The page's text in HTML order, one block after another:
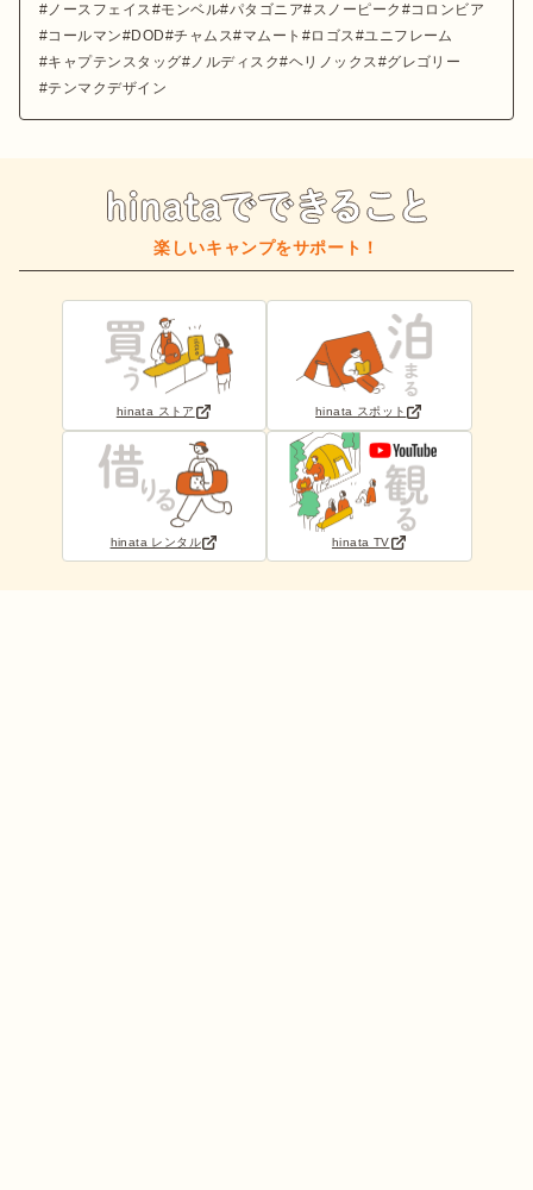
ノースフェイス モンベル パタゴニア スノーピーク
コロンビア
コールマン
DOD チャムス マムート ロゴス
ユニフレーム
キャプテンスタッグ
ノルディスク ヘリノックス
グレゴリー
テンマクデザイン
楽しいキャンプをサポート！
hinata ストア hinata スポット
hinata レンタル hinata TV